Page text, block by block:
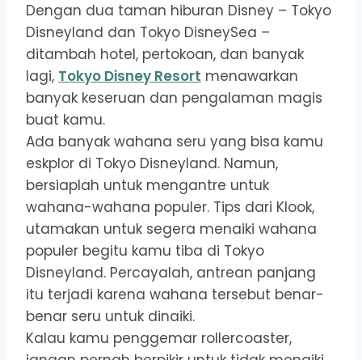
Dengan dua taman hiburan Disney – Tokyo
Disneyland dan Tokyo DisneySea –
ditambah hotel, pertokoan, dan banyak
lagi, Tokyo Disney Resort menawarkan
banyak keseruan dan pengalaman magis
buat kamu.
Ada banyak wahana seru yang bisa kamu
eskplor di Tokyo Disneyland. Namun,
bersiaplah untuk mengantre untuk
wahana-wahana populer. Tips dari Klook,
utamakan untuk segera menaiki wahana
populer begitu kamu tiba di Tokyo
Disneyland. Percayalah, antrean panjang
itu terjadi karena wahana tersebut benar-
benar seru untuk dinaiki.
Kalau kamu penggemar rollercoaster,